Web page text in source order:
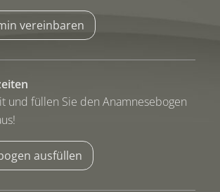
vereinbaren
und füllen Sie den Anamnesebogen
ausfüllen